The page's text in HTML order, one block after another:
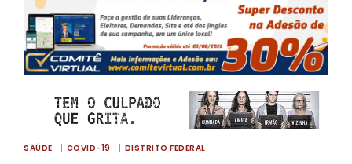
SAÚDE COVID-19 DISTRITO FEDERAL